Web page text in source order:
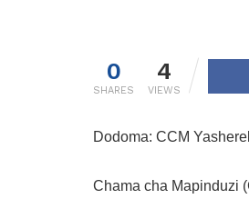
0
SHARES
4
VIEWS
Dodoma: CCM
Chama cha Mapinduzi